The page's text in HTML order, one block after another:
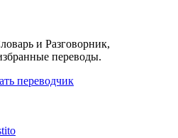
и Разговорник,
переводы.